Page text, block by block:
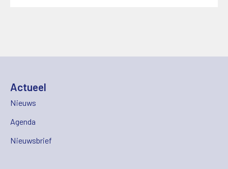
Actueel
Nieuws
Agenda
Nieuwsbrief